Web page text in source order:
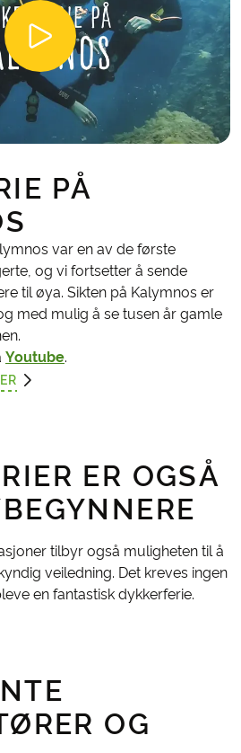
PÅ
var en av de første
og vi fortsetter å sende
til øya. Sikten på Kalymnos er
med mulig å se tusen år gamle
Youtube.
ER OGSÅ
tilbyr også muligheten til å
veiledning. Det kreves ingen
en fantastisk dykkerferie.
OG